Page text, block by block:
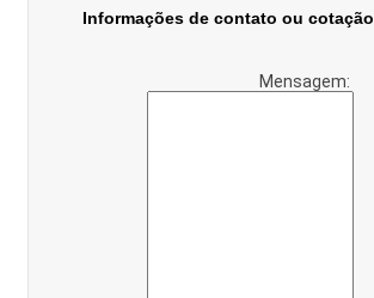
Informações de contato ou cotação
Mensagem: